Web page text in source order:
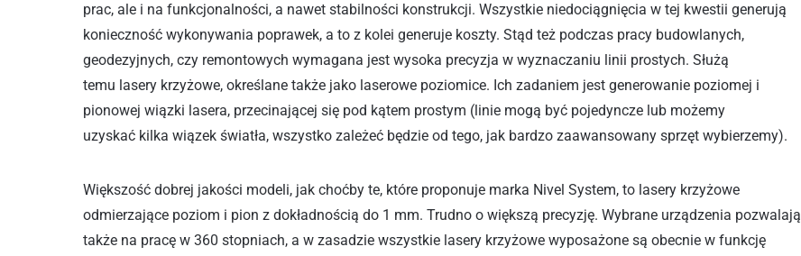
prac, ale i na funkcjonalności, a nawet stabilności konstrukcji. Wszystkie niedociągnięcia w tej kwestii generują
konieczność wykonywania poprawek, a to z kolei generuje koszty. Stąd też podczas pracy budowlanych,
geodezyjnych, czy remontowych wymagana jest wysoka precyzja w wyznaczaniu linii prostych. Służą
temu lasery krzyżowe, określane także jako laserowe poziomice. Ich zadaniem jest generowanie poziomej i
pionowej wiązki lasera, przecinającej się pod kątem prostym (linie mogą być pojedyncze lub możemy
uzyskać kilka wiązek światła, wszystko zależeć będzie od tego, jak bardzo zaawansowany sprzęt wybierzemy).
Większość dobrej jakości modeli, jak choćby te, które proponuje marka Nivel System, to lasery krzyżowe
odmierzające poziom i pion z dokładnością do 1 mm. Trudno o większą precyzję. Wybrane urządzenia pozwalają
także na pracę w 360 stopniach, a w zasadzie wszystkie lasery krzyżowe wyposażone są obecnie w funkcję